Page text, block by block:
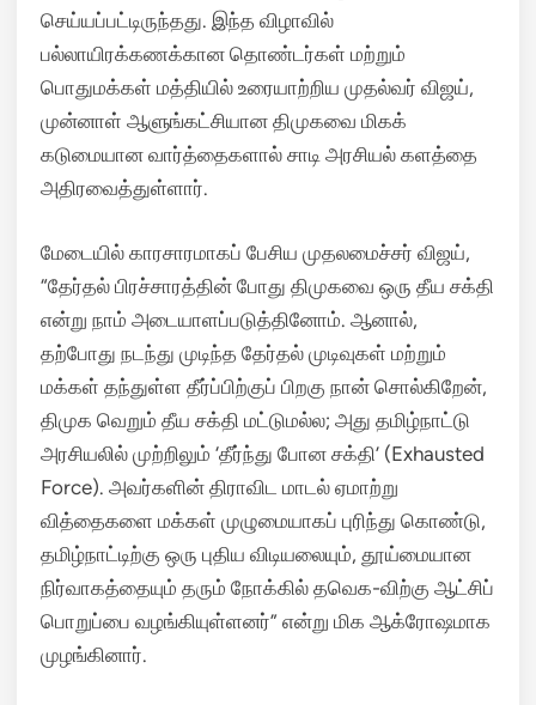
செய்யப்பட்டிருந்தது. இந்த விழாவில்
பல்லாயிரக்கணக்கான தொண்டர்கள் மற்றும்
பொதுமக்கள் மத்தியில் உரையாற்றிய முதல்வர் விஜய்,
முன்னாள் ஆளுங்கட்சியான திமுகவை மிகக்
கடுமையான வார்த்தைகளால் சாடி அரசியல் களத்தை
அதிரவைத்துள்ளார்.
மேடையில் காரசாரமாகப் பேசிய முதலமைச்சர் விஜய்,
“தேர்தல் பிரச்சாரத்தின் போது திமுகவை ஒரு தீய சக்தி
என்று நாம் அடையாளப்படுத்தினோம். ஆனால்,
தற்போது நடந்து முடிந்த தேர்தல் முடிவுகள் மற்றும்
மக்கள் தந்துள்ள தீர்ப்பிற்குப் பிறகு நான் சொல்கிறேன்,
திமுக வெறும் தீய சக்தி மட்டுமல்ல; அது தமிழ்நாட்டு
அரசியலில் முற்றிலும் ‘தீர்ந்து போன சக்தி’ (Exhausted
Force). அவர்களின் திராவிட மாடல் ஏமாற்று
வித்தைகளை மக்கள் முழுமையாகப் புரிந்து கொண்டு,
தமிழ்நாட்டிற்கு ஒரு புதிய விடியலையும், தூய்மையான
நிர்வாகத்தையும் தரும் நோக்கில் தவெக-விற்கு ஆட்சிப்
பொறுப்பை வழங்கியுள்ளனர்” என்று மிக ஆக்ரோஷமாக
முழங்கினார்.